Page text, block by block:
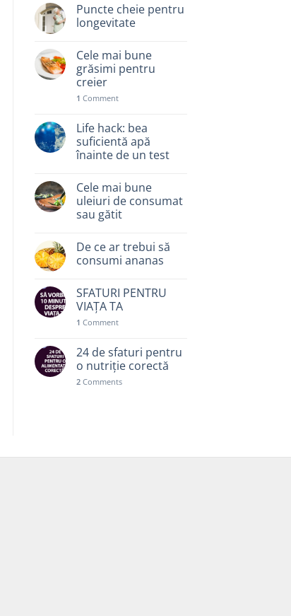
Puncte cheie pentru
longevitate
Cele mai bune
grăsimi pentru
creier
1 Comment
Life hack: bea
suficientă apă
înainte de un test
Cele mai bune
uleiuri de consumat
sau gătit
De ce ar trebui să
consumi ananas
SFATURI PENTRU
VIAȚA TA
1 Comment
24 de sfaturi pentru
o nutriție corectă
2Comments